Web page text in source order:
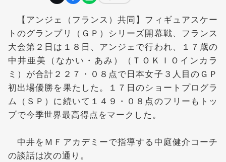
【アンジェ（フランス）共同】フィギュアスケー
トのグランプリ（ＧＰ）シリーズ開幕戦、フランス
大会第２日は１８日、アンジェで行われ、１７歳の
中井亜美 （なかい・あみ）（ＴＯＫＩＯインカラ
ミ）が合計２２７・０８点で日本女子３人目のＧＰ
初出場優勝を果たした。１７日のショートプログラ
ム（ＳＰ）に続いて１４９・０８点のフリーもトッ
プで今季世界最高得点をマークした。
中井をＭＦアカデミーで指導する中庭健介コーチ
の談話は次の通り。